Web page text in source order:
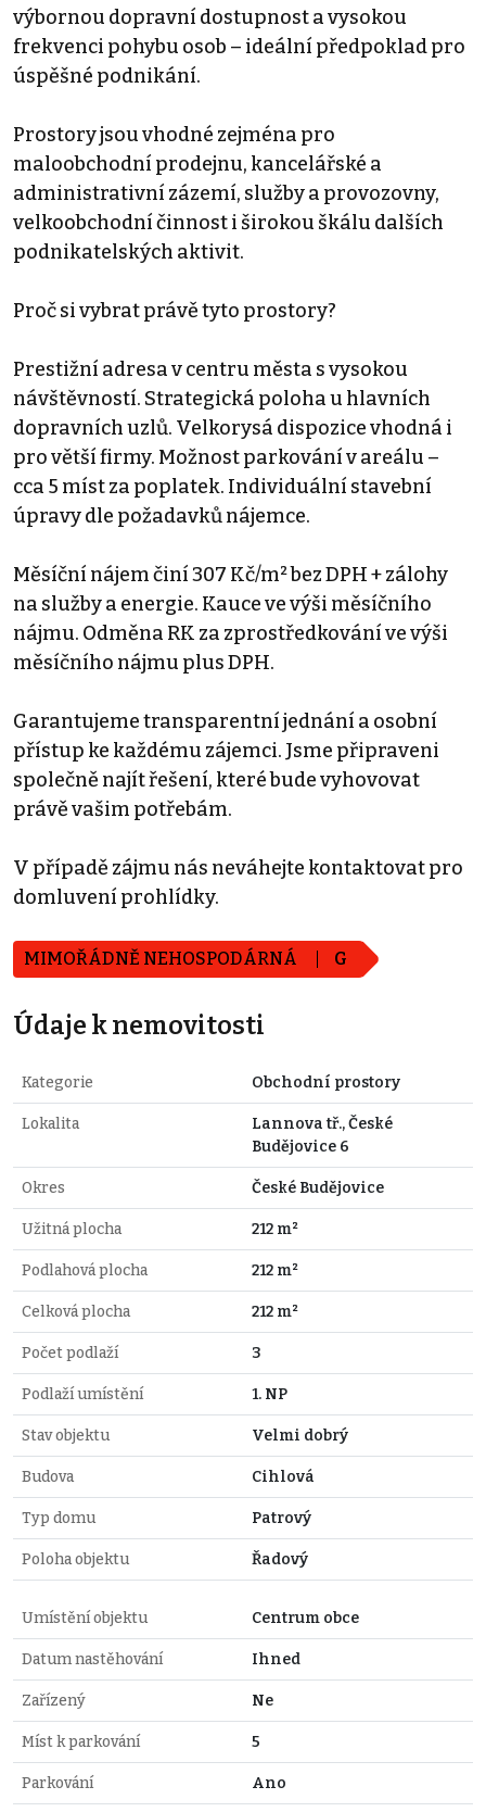
výbornou dopravní dostupnost a vysokou
frekvenci pohybu osob – ideální předpoklad pro
úspěšné podnikání.
Prostory jsou vhodné zejména pro
maloobchodní prodejnu, kancelářské a
administrativní zázemí, služby a provozovny,
velkoobchodní činnost i širokou škálu dalších
podnikatelských aktivit.
Proč si vybrat právě tyto prostory?
Prestižní adresa v centru města s vysokou
návštěvností. Strategická poloha u hlavních
dopravních uzlů. Velkorysá dispozice vhodná i
pro větší firmy. Možnost parkování v areálu –
cca 5 míst za poplatek. Individuální stavební
úpravy dle požadavků nájemce.
Měsíční nájem činí 307 Kč/m² bez DPH + zálohy
na služby a energie. Kauce ve výši měsíčního
nájmu. Odměna RK za zprostředkování ve výši
měsíčního nájmu plus DPH.
Garantujeme transparentní jednání a osobní
přístup ke každému zájemci. Jsme připraveni
společně najít řešení, které bude vyhovovat
právě vašim potřebám.
V případě zájmu nás neváhejte kontaktovat pro
domluvení prohlídky.
MIMOŘÁDNĚ NEHOSPODÁRNÁ G
Údaje k nemovitosti
Kategorie Obchodní prostory
Lokalita
Lannova tř., České
Budějovice 6
Okres České Budějovice
Užitná plocha 212 m²
Podlahová plocha 212 m²
Celková plocha 212 m²
Počet podlaží 3
Podlaží umístění 1. NP
Stav objektu Velmi dobrý
Budova Cihlová
Typ domu Patrový
Poloha objektu Řadový
Umístění objektu Centrum obce
Datum nastěhování Ihned
Zařízený Ne
Míst k parkování 5
Parkování Ano